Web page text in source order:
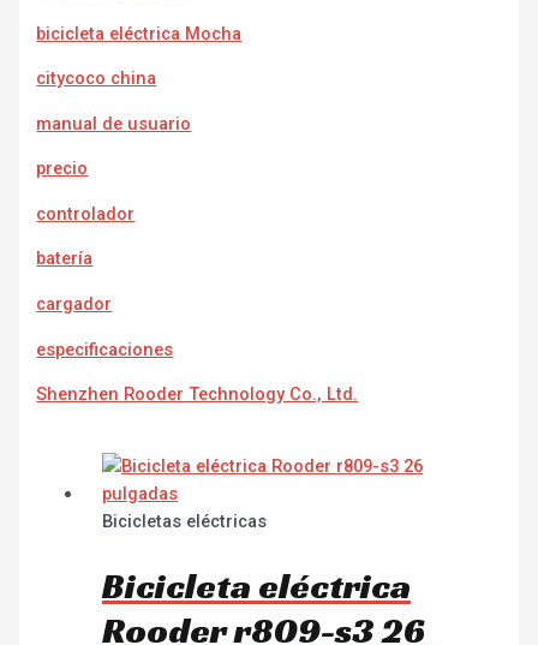
bicicleta eléctrica Mocha
citycoco china
manual de usuario
precio
controlador
batería
cargador
especificaciones
Shenzhen Rooder Technology Co., Ltd.
Bicicletas eléctricas
Bicicleta eléctrica
Rooder r809-s3 26